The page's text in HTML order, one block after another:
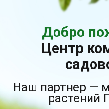
Добро
Центр
Наш партнер —
растений